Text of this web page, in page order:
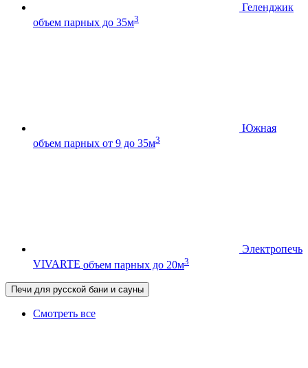
Геленджик
объем парных до 35м3
Южная
объем парных от 9 до 35м3
Электропечь
VIVARTE объем парных до 20м3
Печи для русской бани и сауны
Смотреть все